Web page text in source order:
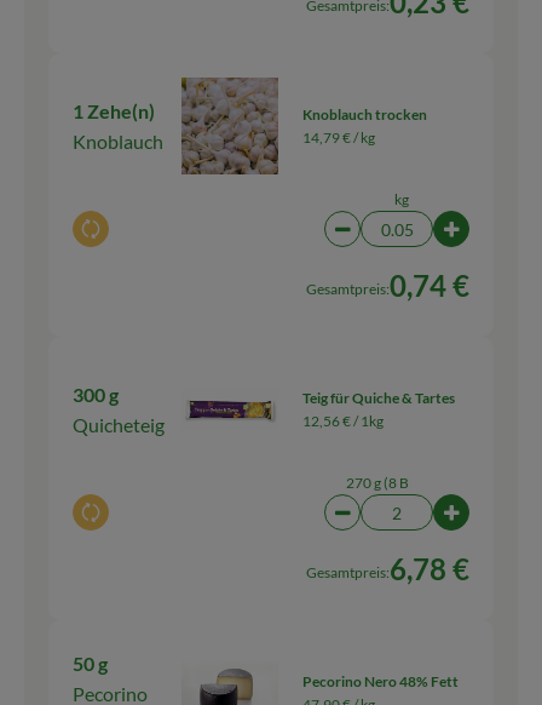
Gesamtpreis:
1 Zehe(n)
Knoblauch
Auswahl ändern
Knoblauch trocken
14,79 € /kg
kg
Artikelanzahl
Gesamtpreis:0,74 €
300 g
Quicheteig
Auswahl ändern
Teig für Quiche & Tartes
12,56 € /1kg
270 g (8 B
Artikelanzahl
Gesamtpreis:6,78 €
50 g
Pecorino
Pecorino Nero 48% Fett